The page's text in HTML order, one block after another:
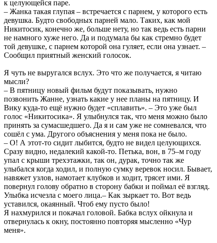
к целующейся паре.
– Жанка такая глупая – встречается с парнем, у которого есть
девушка. Будто свободных парней мало. Таких, как мой
Никитосик, конечно же, больше нету, но так ведь есть парни
не намного хуже него. Да и подумала бы как стремно будет
той девушке, с парнем которой она гуляет, если она узнает. –
Сообщил приятный женский голосок.
Я чуть не выругался вслух. Это что же получается, я читаю
мысли?
– В пятницу новый фильм будут показывать, нужно
позвонить Жанне, узнать какие у нее планы на пятницу. И
Вику куда-то ещё нужно будет «сплавить». – Это уже был
голос «Никитосика». Я улыбнулся так, что меня можно было
принять за сумасшедшего. Да я и сам уже не сомневался, что
сошёл с ума. Другого объяснения у меня пока не было.
– О! А этот-то сидит лыбится, будто не видел целующихся.
Сразу видно, недалекий какой-то. Петька, вон, в 75–м году
упал с крыши трехэтажки, так он, дурак, точно так же
улыбался когда ходил, и полную сумку веревок носил. Бывает,
навяжет узлов, намотает клубков и ходит, трясет ими. Я
повернул голову обратно в сторону бабки и поймал её взгляд.
Улыбка исчезла с моего лица.– Как зыркает то. Вот ведь
уставился, окаянный. Чтоб ему пусто было!
Я нахмурился и покачал головой. Бабка вслух ойкнула и
отвернулась к окну, постоянно повторяя мысленно «Чур
меня».